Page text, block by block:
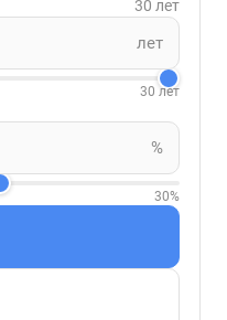
30 лет
лет
30 лет
%
30%